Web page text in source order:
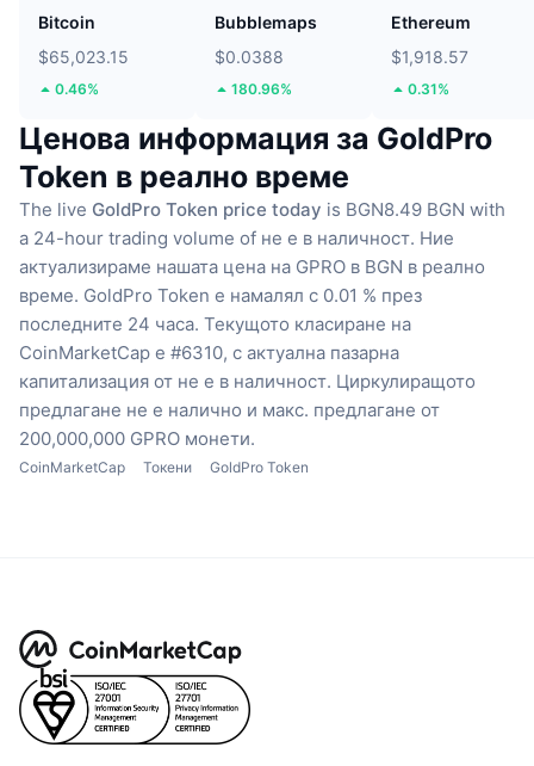
Bitcoin
$65,023.15
0.46%
Bubblemaps
$0.0388
180.96%
Ethereum
$1,918.57
0.31%
Ценова информация за GoldPro
Token в реално време
The live GoldPro Token price today is BGN8.49 BGN with
a 24-hour trading volume of не е в наличност. Ние
актуализираме нашата цена на GPRO в BGN в реално
време. GoldPro Token е намалял с 0.01 % през
последните 24 часа. Текущото класиране на
CoinMarketCap е #6310, с актуална пазарна
капитализация от не е в наличност. Циркулиращото
предлагане не е налично и макс. предлагане от
200,000,000 GPRO монети.
CoinMarketCap Токени GoldPro Token